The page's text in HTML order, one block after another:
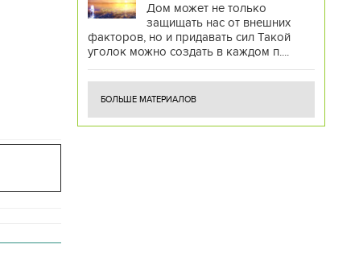
Дом может не только
защищать нас от внешних
факторов, но и придавать сил Такой
уголок можно создать в каждом п....
БОЛЬШЕ МАТЕРИАЛОВ